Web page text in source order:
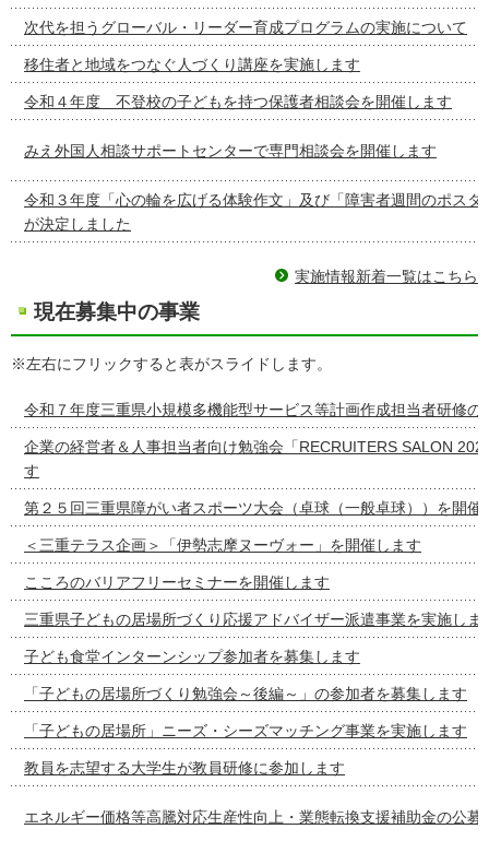
次代を担うグローバル・リーダー育成プログラムの実施について
移住者と地域をつなぐ人づくり講座を実施します
令和４年度 不登校の子どもを持つ保護者相談会を開催します
みえ外国人相談サポートセンターで専門相談会を開催します
令和３年度「心の輪を広げる体験作文」及び「障害者週間のポスタ
が決定しました
実施情報新着一覧はこちら
現在募集中の事業
※左右にフリックすると表がスライドします。
令和７年度三重県小規模多機能型サービス等計画作成担当者研修の
企業の経営者＆人事担当者向け勉強会「RECRUITERS SALON
す
第２５回三重県障がい者スポーツ大会（卓球（一般卓球））を開催
＜三重テラス企画＞「伊勢志摩ヌーヴォー」を開催します
こころのバリアフリーセミナーを開催します
三重県子どもの居場所づくり応援アドバイザー派遣事業を実施しま
子ども食堂インターンシップ参加者を募集します
「子どもの居場所づくり勉強会～後編～」の参加者を募集します
「子どもの居場所」ニーズ・シーズマッチング事業を実施します
教員を志望する大学生が教員研修に参加します
エネルギー価格等高騰対応生産性向上・業態転換支援補助金の公募